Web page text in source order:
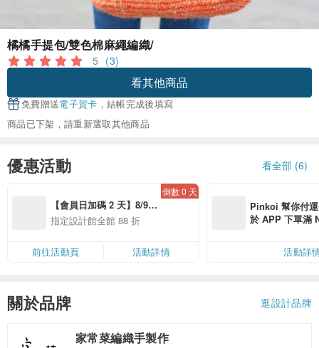
橘橘手提包/雙色棉麻繩編織/
5 (3)
看其他商品
免費贈送電子賀卡 ，結帳完成後填寫
商品已下架，請重新選取其他商品
優惠活動 看全部 (6)
【會員日加碼 2 天】8/9-
8/10 精選設計限定 88 折
指定設計館全館 88 折
倒數 0 天
前往活動頁 活動詳情
Pinkoi 幫你付
於 APP 下單滿
活動詳
關於品牌 逛設計品牌
家常菜編織手製作